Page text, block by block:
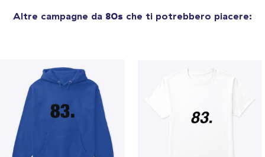
Altre campagne da 80s che ti potrebbero piacere: